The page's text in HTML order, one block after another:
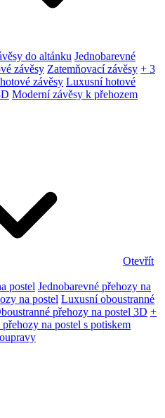
do altánku Jednobarevné
závěsy Zatemňovací závěsy + 3
závěsy Luxusní hotové
Moderní závěsy k přehozem
Otevřít
postel Jednobarevné přehozy na
na postel Luxusní oboustranné
přehozy na postel 3D +
na postel s potiskem